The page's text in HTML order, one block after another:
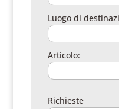
Luogo di
Articolo:
Richieste